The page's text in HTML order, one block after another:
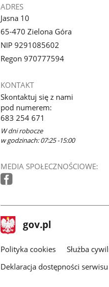
ADRES
Jasna 10
65-470 Zielona Góra
NIP 9291085602
Regon 970777594
KONTAKT
Skontaktuj się z nami
pod numerem:
683 254 671
W dni robocze
w godzinach: 07:25 -15:00
MEDIA SPOŁECZNOŚCIOWE:
stopka
gov.pl Strona
gov.pl
gov.pl
Polityka cookies Służba
Deklaracja dostępności